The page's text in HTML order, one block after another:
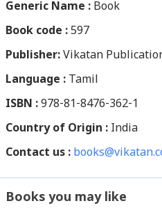
விகடன், ஜூனியர்
கட்டுரைகளாக
உலகறியச் செய்தன.
பல்வேறு நிலைப்பாடுகள்
முள்ளிவாய்க்கால்
வரை நடைபெற்ற
Generic Name : Book
Book code : 597
Publisher: Vikatan
Language : Tamil
ISBN : 978-81-8476-362-1
Country of Origin : India
Contact us :
Books you may like